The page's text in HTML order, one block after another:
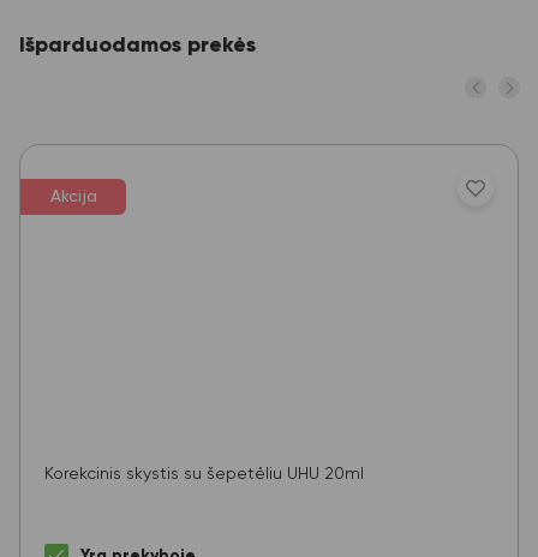
Išparduodamos prekės
Akcija
Korekcinis skystis su šepetėliu UHU 20ml